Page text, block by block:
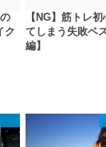
ク
【NG】筋トレ
てしまう失敗ベ
編】